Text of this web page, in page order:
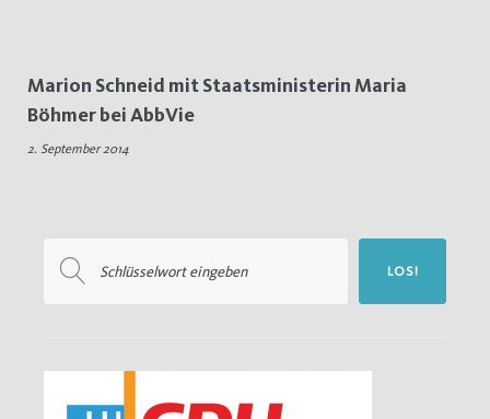
Schlagwort:
Marion
Marion Schneid mit Staatsministerin Maria
Böhmer bei AbbVie
2. September 2014
nach:
LOS!